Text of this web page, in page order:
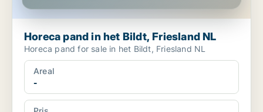
Horeca pand in het Bildt, Friesland NL
Horeca pand for sale in het Bildt, Friesland NL
Areal
-